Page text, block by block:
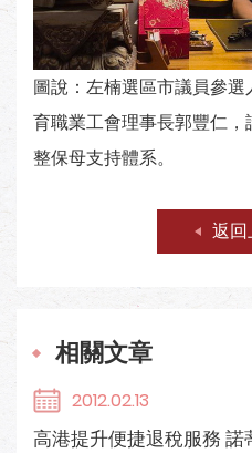
圖說：左楠選區市議員參
育職業工會理事長郭豐仁
整保母支持體系。
返
相關文章
2012.02.13
高港提升便捷退稅服務 諾